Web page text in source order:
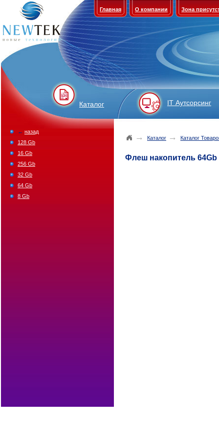
Главная О компании Зона
Каталог IT Аутсорсинг
→ Каталог → Каталог
Флеш накопитель 64Gb
← назад
128 Gb
16 Gb
256 Gb
32 Gb
64 Gb
8 Gb